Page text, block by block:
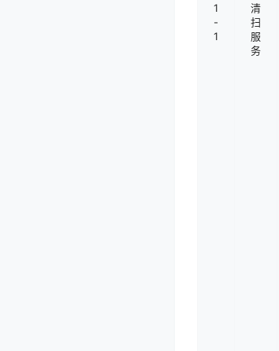
1
-
1
清
扫
服
务